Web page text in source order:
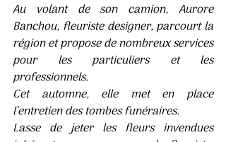
Au volant de son camion, Aurore
Banchou, fleuriste designer, parcourt la
région et propose de nombreux services
pour les particuliers et les
professionnels.
Cet automne, elle met en place
l’entretien des tombes funéraires.
Lasse de jeter les fleurs invendues